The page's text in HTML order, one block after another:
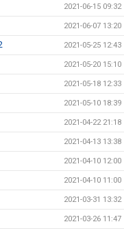
2021-06-15 09:32
2021-06-07 13:20
2021-05-25 12:43
2021-05-20 15:10
2021-05-18 12:33
2021-05-10 18:39
2021-04-22 21:18
2021-04-13 13:38
2021-04-10 12:00
2021-04-10 11:00
2021-03-31 13:32
2021-03-26 11:47